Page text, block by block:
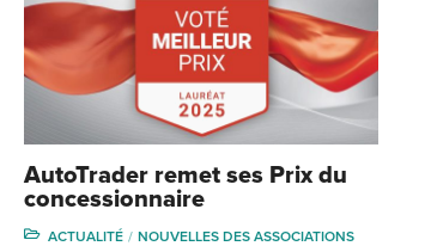
AutoTrader remet ses Prix du
concessionnaire
ACTUALITÉ NOUVELLES DES ASSOCIATIONS